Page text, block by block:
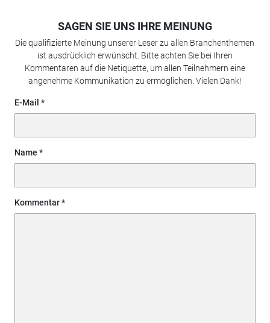
SAGEN SIE UNS IHRE MEINUNG
Die qualifizierte Meinung unserer Leser zu allen Branchenthemen
ist ausdrücklich erwünscht. Bitte achten Sie bei Ihren
Kommentaren auf die Netiquette, um allen Teilnehmern eine
angenehme Kommunikation zu ermöglichen. Vielen Dank!
E-Mail
Name
Kommentar